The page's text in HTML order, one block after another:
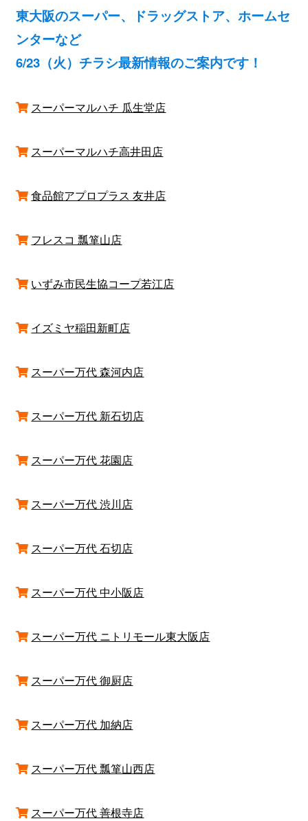
東大阪のスーパー、ドラッグストア、ホームセ
ンターなど
6/23（火）チラシ最新情報のご案内です！
スーパーマルハチ 瓜生堂店
スーパーマルハチ高井田店
食品館アプロプラス 友井店
フレスコ 瓢箪山店
いずみ市民生協コープ若江店
イズミヤ稲田新町店
スーパー万代 森河内店
スーパー万代 新石切店
スーパー万代 花園店
スーパー万代 渋川店
スーパー万代 石切店
スーパー万代 中小阪店
スーパー万代 ニトリモール東大阪店
スーパー万代 御厨店
スーパー万代 加納店
スーパー万代 瓢箪山西店
スーパー万代 善根寺店